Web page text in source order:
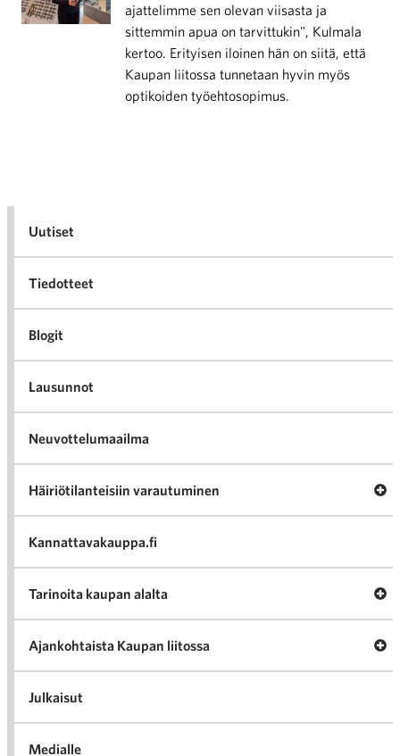
ajattelimme sen olevan viisasta ja
sittemmin apua on tarvittukin", Kulmala
kertoo. Erityisen iloinen hän on siitä, että
Kaupan liitossa tunnetaan hyvin myös
optikoiden työehtosopimus.
Uutiset
Tiedotteet
Blogit
Lausunnot
Neuvottelumaailma
Häiriötilanteisiin varautuminen
Kannattavakauppa.fi
Tarinoita kaupan alalta
Ajankohtaista Kaupan liitossa
Julkaisut
Medialle